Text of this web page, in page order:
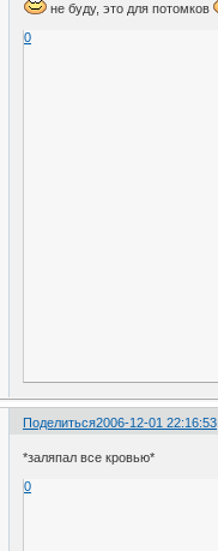
не буду, это для потомков
0
Поделиться2006-12-01 22:16:53
*заляпал все кровью*
0